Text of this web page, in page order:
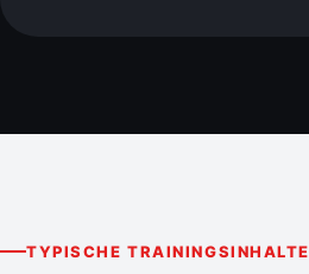
TYPISCHE TRAININGSINHALTE